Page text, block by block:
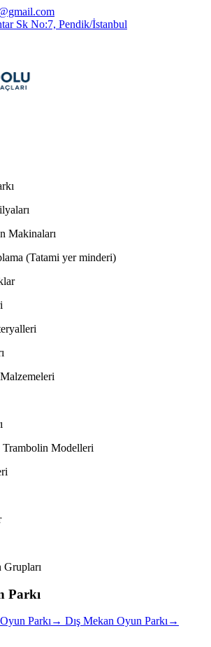
Sk No:7, Pendik/İstanbul
Makinaları
(Tatami yer minderi)
Modelleri
Parkı
Parkı→ Dış Mekan Oyun Parkı→